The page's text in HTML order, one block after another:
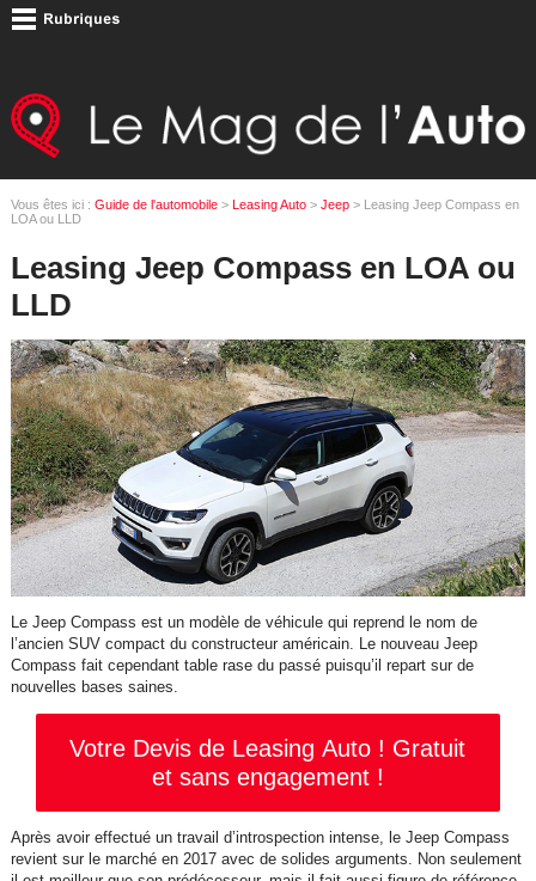
Vous êtes ici : Guide de l'automobile> Leasing Auto> Jeep> Leasing Jeep Compass en
LOA ou LLD
Leasing Jeep Compass en LOA ou
LLD
Le Jeep Compass est un modèle de véhicule qui reprend le nom de
l’ancien SUV compact du constructeur américain. Le nouveau Jeep
Compass fait cependant table rase du passé puisqu’il repart sur de
nouvelles bases saines.
Votre Devis de Leasing Auto ! Gratuit
et sans engagement !
Après avoir effectué un travail d’introspection intense, le Jeep Compass
revient sur le marché en 2017 avec de solides arguments. Non seulement